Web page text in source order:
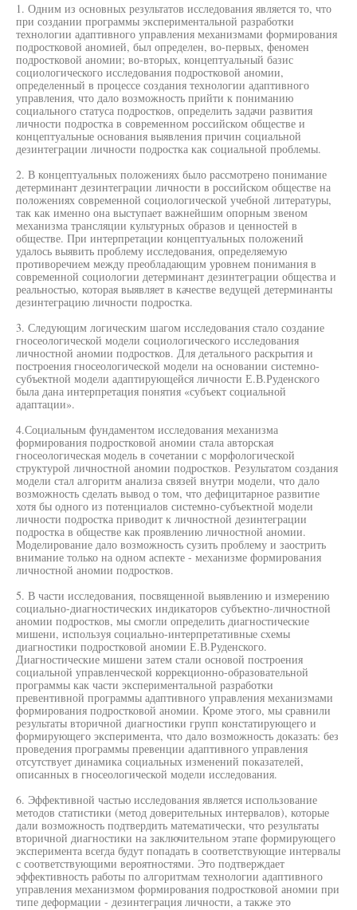
1. Одним из основных результатов исследования является то, что
при создании программы экспериментальной разработки
технологии адаптивного управления механизмами формирования
подростковой аномией, был определен, во-первых, феномен
подростковой аномии; во-вторых, концептуальный базис
социологического исследования подростковой аномии,
определенный в процессе создания технологии адаптивного
управления, что дало возможность прийти к пониманию
социального статуса подростков, определить задачи развития
личности подростка в современном российском обществе и
концептуальные основания выявления причин социальной
дезинтеграции личности подростка как социальной проблемы.
2. В концептуальных положениях было рассмотрено понимание
детерминант дезинтеграции личности в российском обществе на
положениях современной социологической учебной литературы,
так как именно она выступает важнейшим опорным звеном
механизма трансляции культурных образов и ценностей в
обществе. При интерпретации концептуальных положений
удалось выявить проблему исследования, определяемую
противоречием между преобладающим уровнем понимания в
современной социологии детерминант дезинтеграции общества и
реальностью, которая выявляет в качестве ведущей детерминанты
дезинтеграцию личности подростка.
3. Следующим логическим шагом исследования стало создание
гносеологической модели социологического исследования
личностной аномии подростков. Для детального раскрытия и
построения гносеологической модели на основании системно-
субъектной модели адаптирующейся личности Е.В.Руденского
была дана интерпретация понятия «субъект социальной
адаптации».
4.Социальным фундаментом исследования механизма
формирования подростковой аномии стала авторская
гносеологическая модель в сочетании с морфологической
структурой личностной аномии подростков. Результатом создания
модели стал алгоритм анализа связей внутри модели, что дало
возможность сделать вывод о том, что дефицитарное развитие
хотя бы одного из потенциалов системно-субъектной модели
личности подростка приводит к личностной дезинтеграции
подростка в обществе как проявлению личностной аномии.
Моделирование дало возможность сузить проблему и заострить
внимание только на одном аспекте - механизме формирования
личностной аномии подростков.
5. В части исследования, посвященной выявлению и измерению
социально-диагностических индикаторов субъектно-личностной
аномии подростков, мы смогли определить диагностические
мишени, используя социально-интерпретативные схемы
диагностики подростковой аномии Е.В.Руденского.
Диагностические мишени затем стали основой построения
социальной управленческой коррекционно-образовательной
программы как части экспериментальной разработки
превентивной программы адаптивного управления механизмами
формирования подростковой аномии. Кроме этого, мы сравнили
результаты вторичной диагностики групп констатирующего и
формирующего эксперимента, что дало возможность доказать: без
проведения программы превенции адаптивного управления
отсутствует динамика социальных изменений показателей,
описанных в гносеологической модели исследования.
6. Эффективной частью исследования является использование
методов статистики (метод доверительных интервалов), которые
дали возможность подтвердить математически, что результаты
вторичной диагностики на заключительном этапе формирующего
эксперимента всегда будут попадать в соответствующие интервалы
с соответствующими вероятностями. Это подтверждает
эффективность работы по алгоритмам технологии адаптивного
управления механизмом формирования подростковой аномии при
типе деформации - дезинтеграция личности, а также это